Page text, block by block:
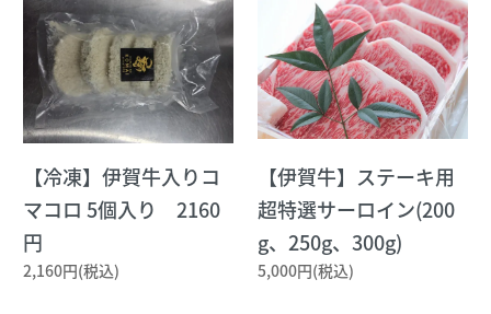
【冷凍】伊賀牛入りコ
マコロ 5個入り 2160
円
2,160円(税込)
【伊賀牛】ステーキ用
超特選サーロイン(200
g、250g、300g)
5,000円(税込)